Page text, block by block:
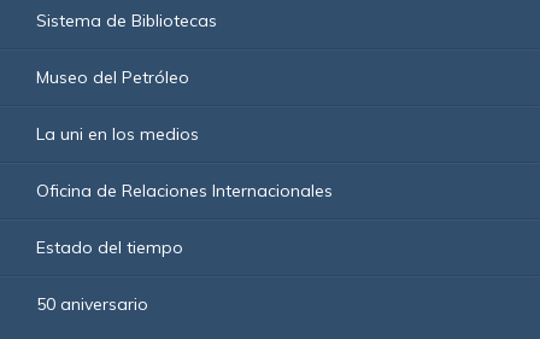
Sistema de Bibliotecas
Museo del Petróleo
La uni en los medios
Oficina de Relaciones Internacionales
Estado del tiempo
50 aniversario